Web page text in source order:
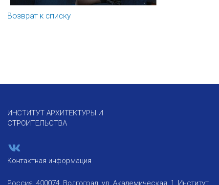
Возврат к списку
ИНСТИТУТ АРХИТЕКТУРЫ И
СТРОИТЕЛЬСТВА
Контактная информация
Россия, 400074, Волгоград, ул. Академическая, 1, Институт